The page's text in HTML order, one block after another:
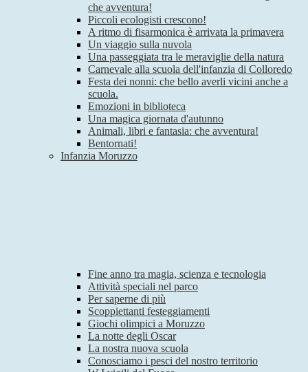
che avventura!
Piccoli ecologisti crescono!
A ritmo di fisarmonica è arrivata la primavera
Un viaggio sulla nuvola
Una passeggiata tra le meraviglie della natura
Carnevale alla scuola dell'infanzia di Colloredo
Festa dei nonni: che bello averli vicini anche a
scuola.
Emozioni in biblioteca
Una magica giornata d'autunno
Animali, libri e fantasia: che avventura!
Bentornati!
Infanzia Moruzzo
Fine anno tra magia, scienza e tecnologia
Attività speciali nel parco
Per saperne di più
Scoppiettanti festeggiamenti
Giochi olimpici a Moruzzo
La notte degli Oscar
La nostra nuova scuola
Conosciamo i pesci del nostro territorio